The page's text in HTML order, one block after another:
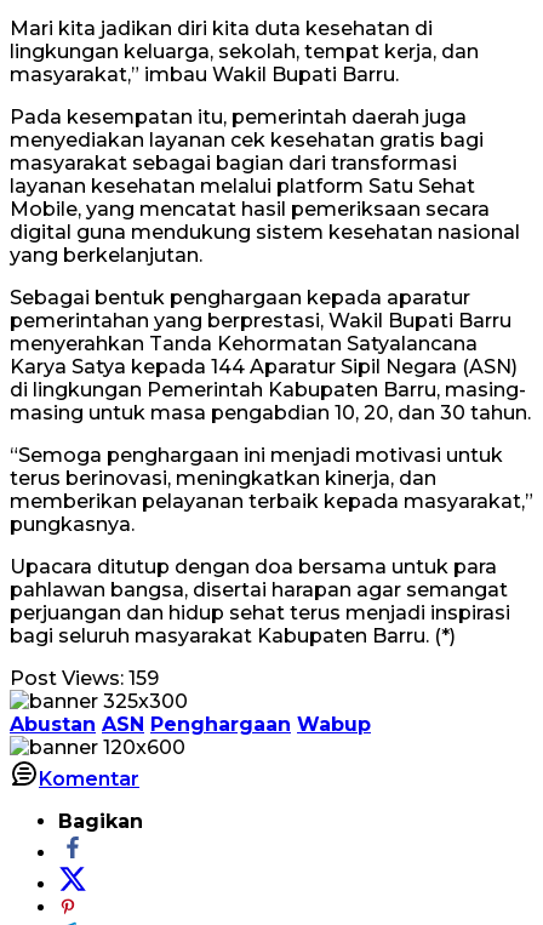
Mari kita jadikan diri kita duta kesehatan di
lingkungan keluarga, sekolah, tempat kerja, dan
masyarakat,” imbau Wakil Bupati Barru.
Pada kesempatan itu, pemerintah daerah juga
menyediakan layanan cek kesehatan gratis bagi
masyarakat sebagai bagian dari transformasi
layanan kesehatan melalui platform Satu Sehat
Mobile, yang mencatat hasil pemeriksaan secara
digital guna mendukung sistem kesehatan nasional
yang berkelanjutan.
Sebagai bentuk penghargaan kepada aparatur
pemerintahan yang berprestasi, Wakil Bupati Barru
menyerahkan Tanda Kehormatan Satyalancana
Karya Satya kepada 144 Aparatur Sipil Negara (ASN)
di lingkungan Pemerintah Kabupaten Barru, masing-
masing untuk masa pengabdian 10, 20, dan 30 tahun.
“Semoga penghargaan ini menjadi motivasi untuk
terus berinovasi, meningkatkan kinerja, dan
memberikan pelayanan terbaik kepada masyarakat,”
pungkasnya.
Upacara ditutup dengan doa bersama untuk para
pahlawan bangsa, disertai harapan agar semangat
perjuangan dan hidup sehat terus menjadi inspirasi
bagi seluruh masyarakat Kabupaten Barru. (*)
Post Views: 159
Abustan ASN Penghargaan Wabup
Komentar
Bagikan